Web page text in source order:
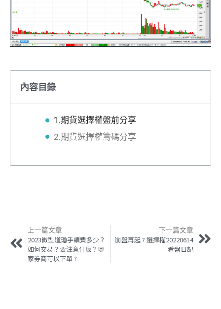
內容目錄
1.期貨選擇權盤前分享
2.期貨選擇權籌碼分享
上一篇文章
2023微型道瓊手續費多少？
如何交易？要注意什麼？哪
家券商可以下單 ?
下一篇文章
崩盤再起 ? 選擇權20220614
看盤日記